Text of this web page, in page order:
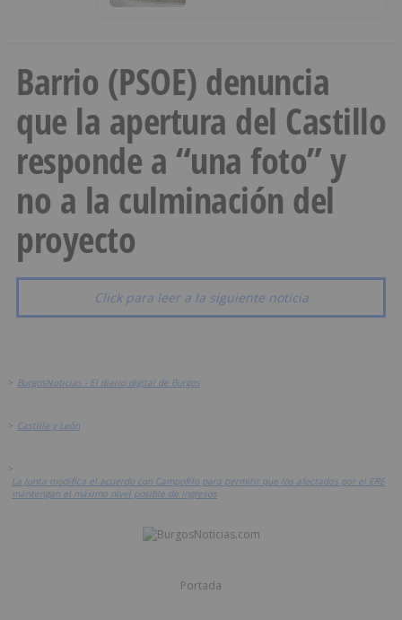
Barrio (PSOE) denuncia
que la apertura del Castillo
responde a “una foto” y
no a la culminación del
proyecto
Click para leer a la siguiente noticia
> BurgosNoticias - El diario digital de Burgos
> Castilla y León
>
La Junta modifica el acuerdo con Campofrío para permitir que los afectados por el ERE
mantengan el máximo nivel posible de ingresos
Portada